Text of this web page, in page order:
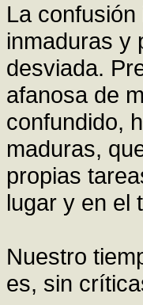
La
inmaduras y
desviada.
afanosa de
confundido,
maduras,
propias
lugar y en el
Nuestro
es, sin